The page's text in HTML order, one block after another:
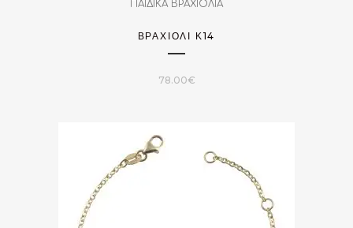
ΠΑΙΔΙΚΑ ΒΡΑΧΙΟΛΙΑ
ΒΡΑΧΙΌΛΙ Κ14
78.00€